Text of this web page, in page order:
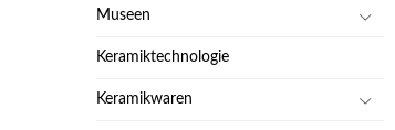
Museen
Keramiktechnologie
Keramikwaren